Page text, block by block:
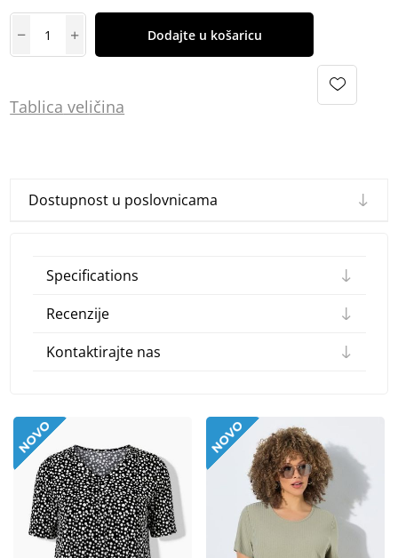
Dodajte u košaricu
Tablica veličina
Dostupnost u poslovnicama
Specifications
Recenzije
Kontaktirajte nas